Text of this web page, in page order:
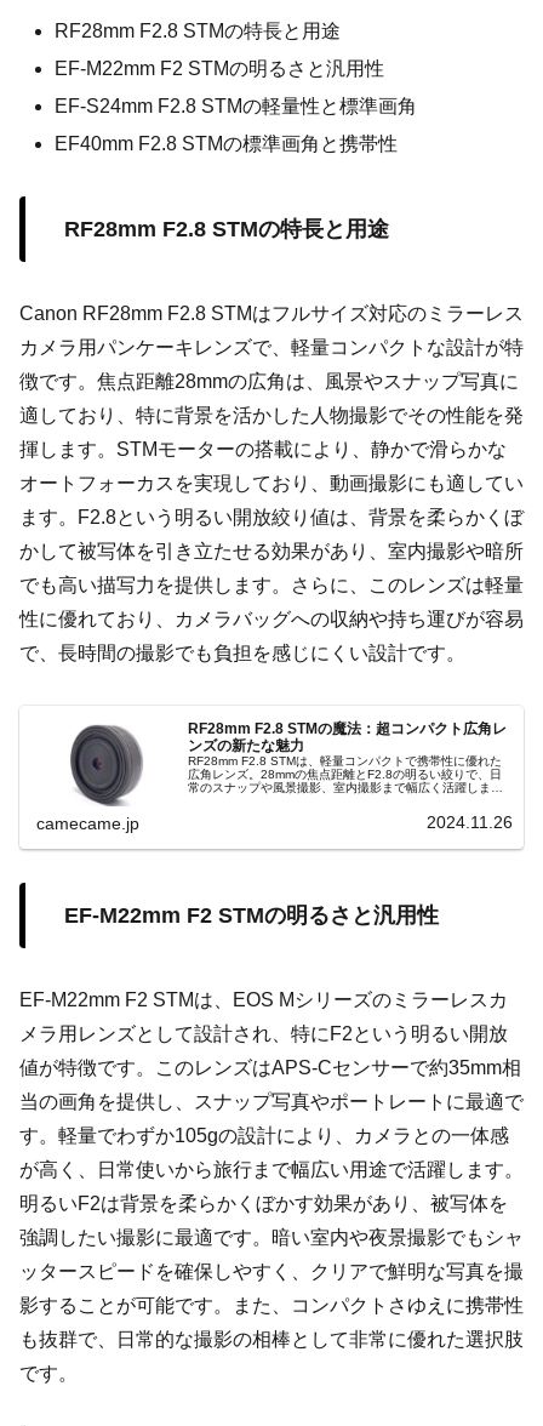
RF28mm F2.8 STMの特長と用途
EF-M22mm F2 STMの明るさと汎用性
EF-S24mm F2.8 STMの軽量性と標準画角
EF40mm F2.8 STMの標準画角と携帯性
RF28mm F2.8 STMの特長と用途
Canon RF28mm F2.8 STMはフルサイズ対応のミラーレス
カメラ用パンケーキレンズで、軽量コンパクトな設計が特
徴です。焦点距離28mmの広角は、風景やスナップ写真に
適しており、特に背景を活かした人物撮影でその性能を発
揮します。STMモーターの搭載により、静かで滑らかな
オートフォーカスを実現しており、動画撮影にも適してい
ます。F2.8という明るい開放絞り値は、背景を柔らかくぼ
かして被写体を引き立たせる効果があり、室内撮影や暗所
でも高い描写力を提供します。さらに、このレンズは軽量
性に優れており、カメラバッグへの収納や持ち運びが容易
で、長時間の撮影でも負担を感じにくい設計です。
RF28mm F2.8 STMの魔法：超コンパクト広角レ
ンズの新たな魅力
RF28mm F2.8 STMは、軽量コンパクトで携帯性に優れた
広角レンズ。28mmの焦点距離とF2.8の明るい絞りで、日
常のスナップや風景撮影、室内撮影まで幅広く活躍しま
camecame.jp 2024.11.26
EF-M22mm F2 STMの明るさと汎用性
EF-M22mm F2 STMは、EOS Mシリーズのミラーレスカ
メラ用レンズとして設計され、特にF2という明るい開放
値が特徴です。このレンズはAPS-Cセンサーで約35mm相
当の画角を提供し、スナップ写真やポートレートに最適で
す。軽量でわずか105gの設計により、カメラとの一体感
が高く、日常使いから旅行まで幅広い用途で活躍します。
明るいF2は背景を柔らかくぼかす効果があり、被写体を
強調したい撮影に最適です。暗い室内や夜景撮影でもシャ
ッタースピードを確保しやすく、クリアで鮮明な写真を撮
影することが可能です。また、コンパクトさゆえに携帯性
も抜群で、日常的な撮影の相棒として非常に優れた選択肢
です。